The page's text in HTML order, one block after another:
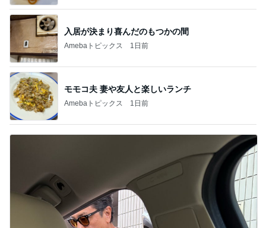
入居が決まり喜んだのもつかの間
Amebaトピックス 1日前
モモコ夫 妻や友人と楽しいランチ
Amebaトピックス 1日前